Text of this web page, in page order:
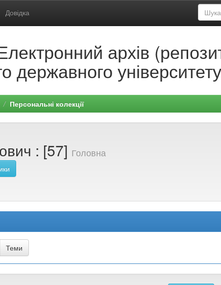
Довідка
архів
державного
Персональні колекції
: [57] Головна